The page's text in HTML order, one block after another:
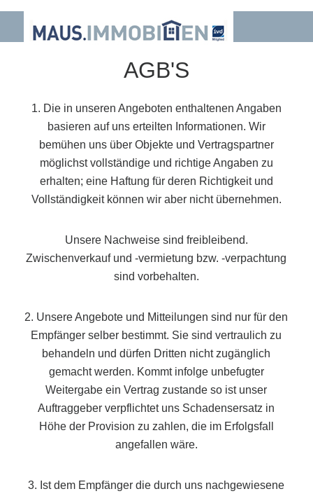
AGB'S
1. Die in unseren Angeboten enthaltenen Angaben
basieren auf uns erteilten Informationen. Wir
bemühen uns über Objekte und Vertragspartner
möglichst vollständige und richtige Angaben zu
erhalten; eine Haftung für deren Richtigkeit und
Vollständigkeit können wir aber nicht übernehmen.
Unsere Nachweise sind freibleibend.
Zwischenverkauf und -vermietung bzw. -verpachtung
sind vorbehalten.
2. Unsere Angebote und Mitteilungen sind nur für den
Empfänger selber bestimmt. Sie sind vertraulich zu
behandeln und dürfen Dritten nicht zugänglich
gemacht werden. Kommt infolge unbefugter
Weitergabe ein Vertrag zustande so ist unser
Auftraggeber verpflichtet uns Schadensersatz in
Höhe der Provision zu zahlen, die im Erfolgsfall
angefallen wäre.
3. Ist dem Empfänger die durch uns nachgewiesene